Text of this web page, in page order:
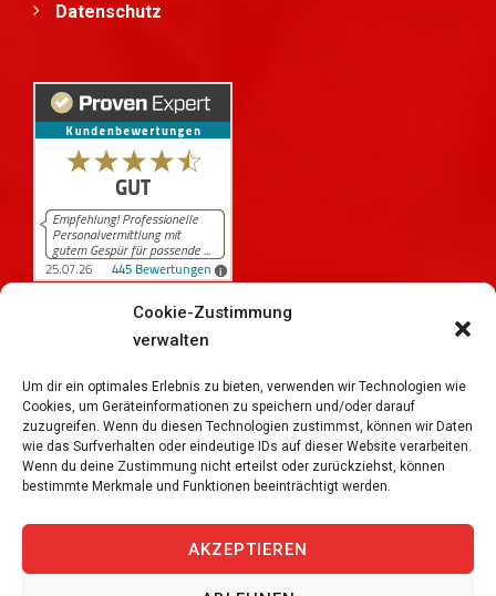
Cookie-Zustimmung
verwalten
Um dir ein optimales Erlebnis zu bieten, verwenden wir Technologien wie
Cookies, um Geräteinformationen zu speichern und/oder darauf
zuzugreifen. Wenn du diesen Technologien zustimmst, können wir Daten
wie das Surfverhalten oder eindeutige IDs auf dieser Website verarbeiten.
Wenn du deine Zustimmung nicht erteilst oder zurückziehst, können
bestimmte Merkmale und Funktionen beeinträchtigt werden.
AKZEPTIEREN
Datenschutz
iPersonal
Bewertungen auf ProvenExpert.com
Temporär & Dauerstellen Schweizweit
Reserved.